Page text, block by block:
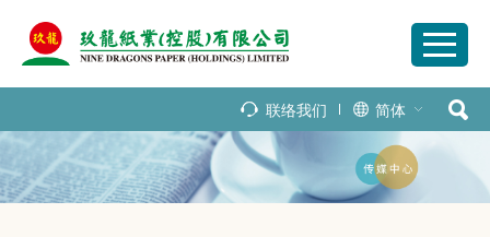
联络我们 简体